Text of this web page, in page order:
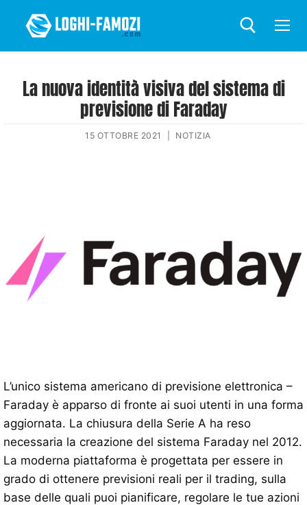
La nuova identità visiva del sistema di
previsione di Faraday
15 OTTOBRE 2021 NOTIZIA
L’unico sistema americano di previsione elettronica –
Faraday è apparso di fronte ai suoi utenti in una forma
aggiornata. La chiusura della Serie A ha reso
necessaria la creazione del sistema Faraday nel 2012.
La moderna piattaforma è progettata per essere in
grado di ottenere previsioni reali per il trading, sulla
base delle quali puoi pianificare, regolare le tue azioni